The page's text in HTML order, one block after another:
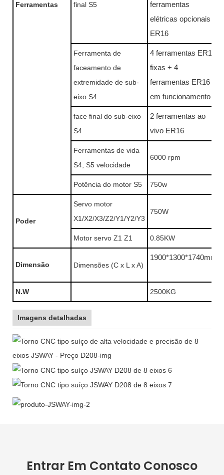
Ferramentas
final S5
ferramentas
elétricas opcionais
ER16
Ferramenta de
faceamento de
extremidade de sub-
eixo S4
4 ferramentas ER16
fixas + 4
ferramentas ER16
em funcionamento
face final do sub-eixo
S4
2 ferramentas ao
vivo ER16
Ferramentas de vida
S4, S5 velocidade
6000 rpm
Potência do motor S5 750w
Poder
Servo motor
X1/X2/X3/Z2/Y1/Y2/Y3
750W
Motor servo Z1 Z1 0.85KW
Dimensão Dimensões (C x L x A)
1900*1300*1740mm
N.W 2500KG
Imagens detalhadas
Entrar Em Contato Conosco